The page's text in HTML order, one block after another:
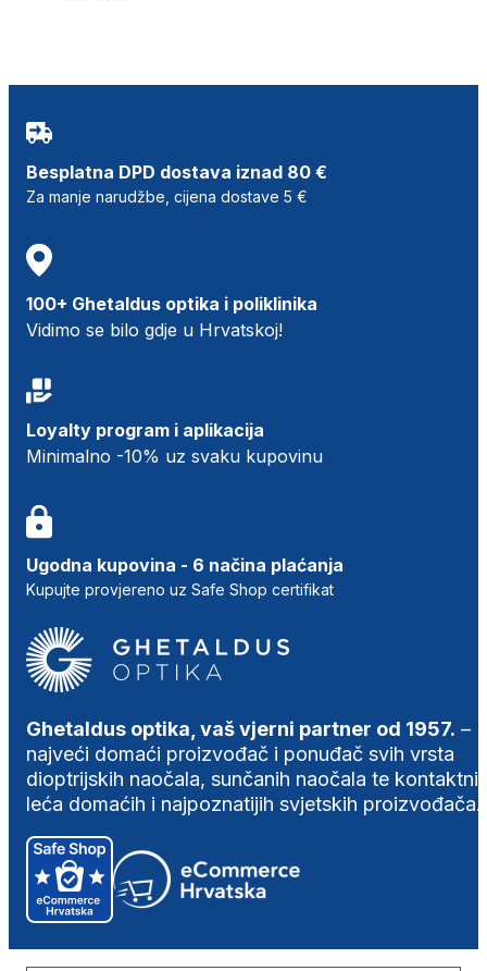
Besplatna DPD dostava iznad 80 €
Za manje narudžbe, cijena dostave 5 €
100+ Ghetaldus optika i poliklinika
Vidimo se bilo gdje u Hrvatskoj!
Loyalty program i aplikacija
Minimalno -10% uz svaku kupovinu
Ugodna kupovina - 6 načina plaćanja
Kupujte provjereno uz Safe Shop certifikat
Ghetaldus optika, vaš vjerni partner od 1957. –
najveći domaći proizvođač i ponuđač svih vrsta
dioptrijskih naočala, sunčanih naočala te
leća domaćih i najpoznatijih svjetskih proizvođača.